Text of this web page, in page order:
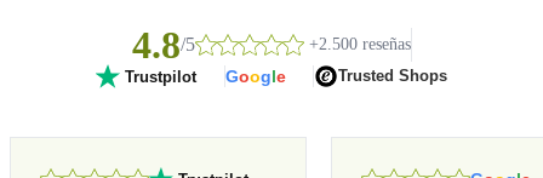
4.8/5 +2.500 reseñas
Trustpilot Google Trusted Shops